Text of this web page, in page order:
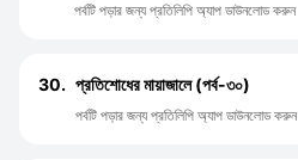
পর্বটি পড়ার জন্য প্রতিলিপি অ্যাপ ডাউনলোড করুন
30. প্রতিশোধের মায়াজালে (পর্ব-৩০)
পর্বটি পড়ার জন্য প্রতিলিপি অ্যাপ ডাউনলোড করুন